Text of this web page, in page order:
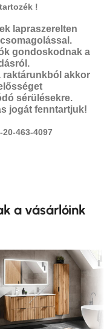
!
lapraszerelten
gondoskodnak a
raktárunkból akkor
sérülésekre.
jogát fenntartjuk!
20-463-4097
a vásárlóink